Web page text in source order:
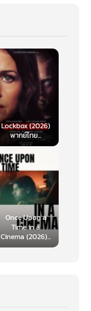
Lockbox (2026)
พากย์ไทย...
Once Upon a
Time in a
Cinema (2026)...